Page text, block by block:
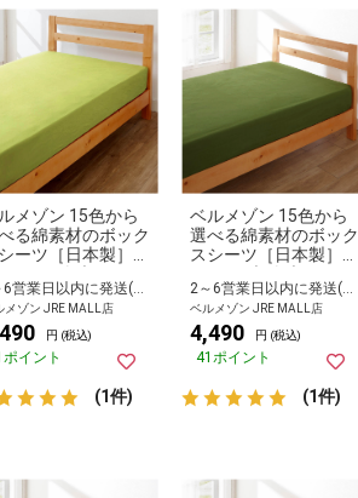
メゾン 15色から
る綿素材のボック
ーツ［日本製］
2～6営業日以内に発送(長期休暇除く)
メゾン JRE MALL店
円 (税込)
イント
(1件)
ベルメゾン 15色から
選べる綿素材のボック
スシーツ［日本製］
2～6営業日以内に発送(長期休暇除く)
ベルメゾン JRE MALL店
4,490 円 (税込)
41ポイント
(1件)